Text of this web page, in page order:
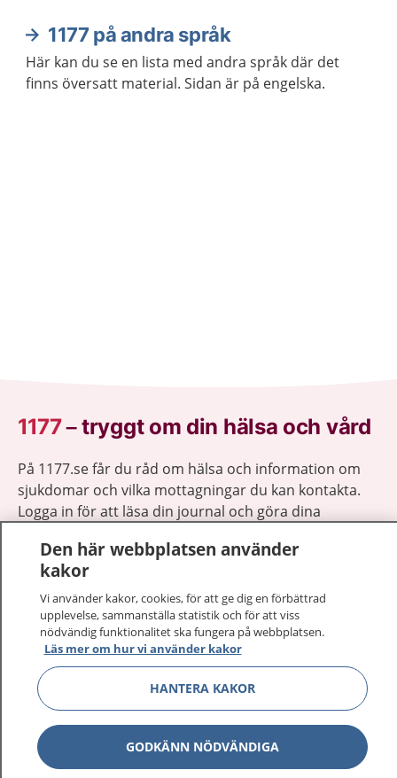
1177 på andra språk
Här kan du se en lista med andra språk där det
finns översatt material. Sidan är på engelska.
1177–tryggt om din hälsa och vård
På 1177.se får du råd om hälsa och information om
sjukdomar och vilka mottagningar du kan kontakta.
Logga in för att läsa din journal och göra dina
sjukvårdsrådgivning dygnet runt.
1177 ger dig råd när du vill må bättre.
1177 på flera språk Visa
Om 1177 Visa
Den här webbplatsen använder
kakor
Vi använder kakor, cookies, för att ge dig en förbättrad
upplevelse, sammanställa statistik och för att viss
nödvändig funktionalitet ska fungera på webbplatsen.
Läs mer om hur vi använder kakor
HANTERA KAKOR
GODKÄNN NÖDVÄNDIGA